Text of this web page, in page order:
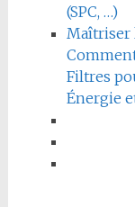
(SPC, …)
Maîtriser
Filtres
Énergie